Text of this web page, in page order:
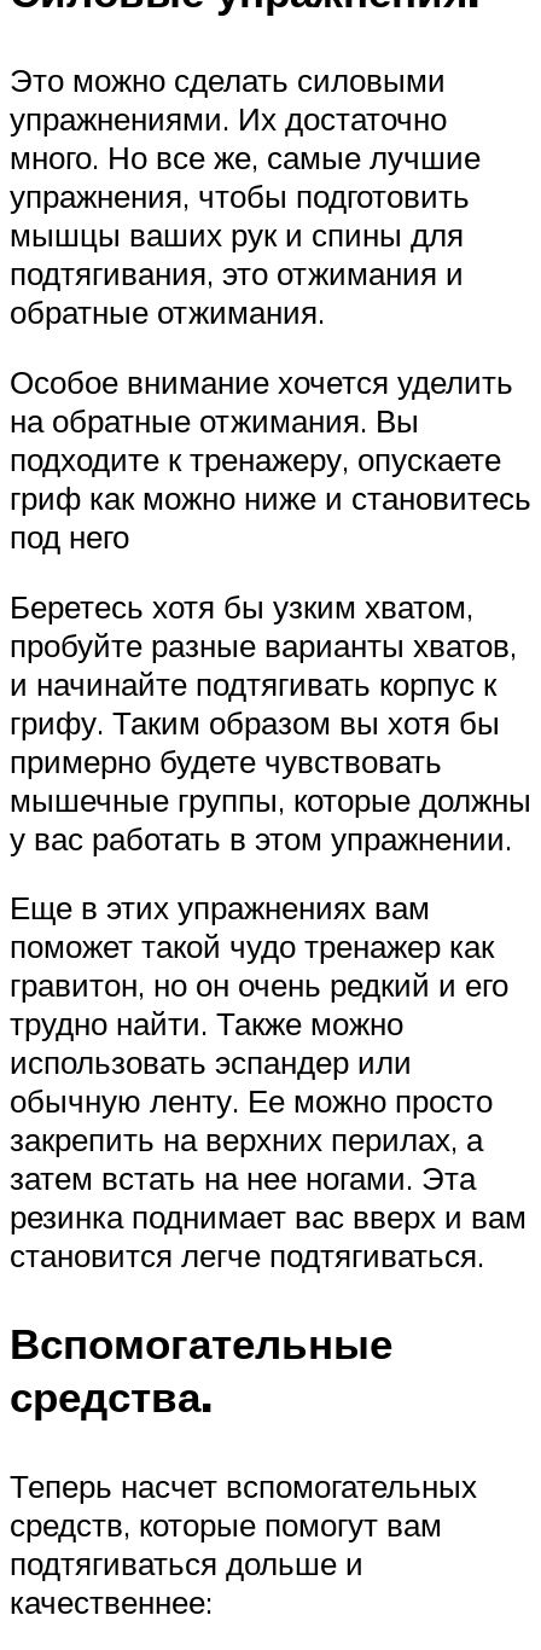
Это можно сделать силовыми
упражнениями. Их достаточно
много. Но все же, самые лучшие
упражнения, чтобы подготовить
мышцы ваших рук и спины для
подтягивания, это отжимания и
обратные отжимания.
Особое внимание хочется уделить
на обратные отжимания. Вы
подходите к тренажеру, опускаете
гриф как можно ниже и становитесь
под него
Беретесь хотя бы узким хватом,
пробуйте разные варианты хватов,
и начинайте подтягивать корпус к
грифу. Таким образом вы хотя бы
примерно будете чувствовать
мышечные группы, которые должны
у вас работать в этом упражнении.
Еще в этих упражнениях вам
поможет такой чудо тренажер как
гравитон, но он очень редкий и его
трудно найти. Также можно
использовать эспандер или
обычную ленту. Ее можно просто
закрепить на верхних перилах, а
затем встать на нее ногами. Эта
резинка поднимает вас вверх и вам
становится легче подтягиваться.
Вспомогательные
средства.
Теперь насчет вспомогательных
средств, которые помогут вам
подтягиваться дольше и
качественнее: